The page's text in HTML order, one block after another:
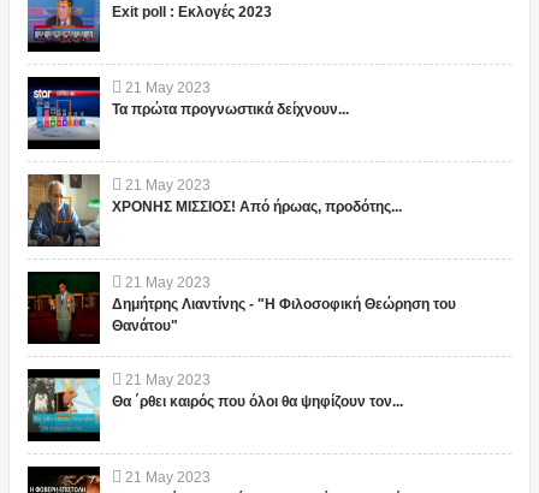
Exit poll : Εκλογές 2023
21 May 2023
Τα πρώτα προγνωστικά δείχνουν...
21 May 2023
ΧΡΟΝΗΣ ΜΙΣΣΙΟΣ! Από ήρωας, προδότης...
21 May 2023
Δημήτρης Λιαντίνης - "Η Φιλοσοφική Θεώρηση του
Θανάτου"
21 May 2023
Θα ΄ρθει καιρός που όλοι θα ψηφίζουν τον...
21 May 2023